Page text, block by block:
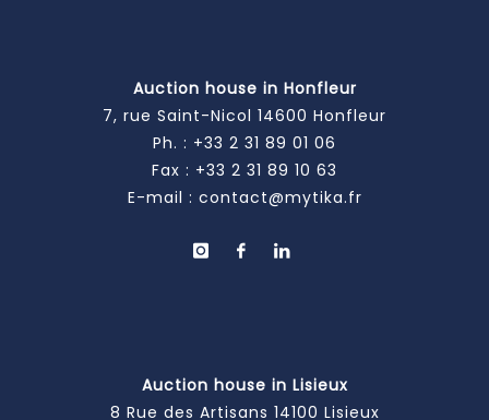
Auction house in Honfleur
7, rue Saint-Nicol 14600 Honfleur
Ph. : +33 2 31 89 01 06
Fax : +33 2 31 89 10 63
E-mail : contact@mytika.fr
Auction house in Lisieux
8 Rue des Artisans 14100 Lisieux